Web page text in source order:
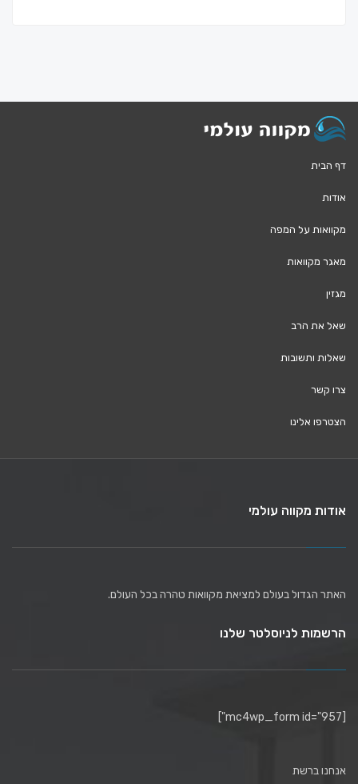
דף הבית
אודות
מקוואות על המפה
מאגר מקוואות
מגזין
שאל את הרב
שאלות ותשובות
צרו קשר
הצטרפו אלינו
אודות מקווה עולמי
האתר הגדול בעולם למציאת מקוואות טהרה בכל העולם.
הרשמות לניוסלטר שלנו
[mc4wp_form id="957"]
אנחנו ברשת